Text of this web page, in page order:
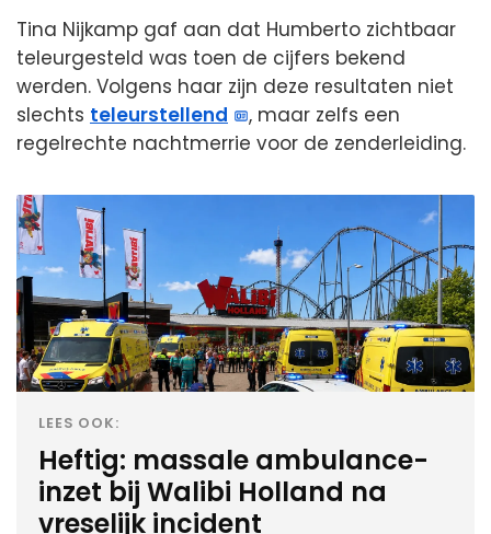
Tina Nijkamp gaf aan dat Humberto zichtbaar
teleurgesteld was toen de cijfers bekend
werden. Volgens haar zijn deze resultaten niet
slechts teleurstellend
, maar zelfs een
regelrechte nachtmerrie voor de zenderleiding.
LEES OOK:
Heftig: massale ambulance-
inzet bij Walibi Holland na
vreselijk incident